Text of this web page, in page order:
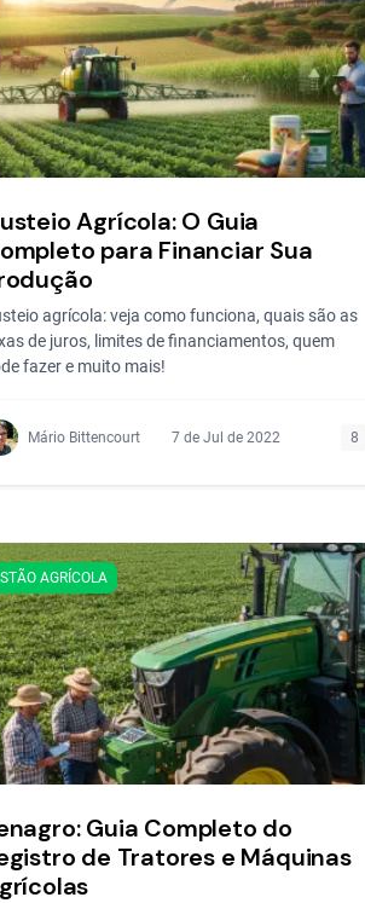
Agrícola: O Guia
para Financiar Sua
agrícola: veja como funciona, quais são as
de juros, limites de financiamentos, quem
fazer e muito mais!
Mário Bittencourt 7 de Jul de 2022 8
AGRÍCOLA
Guia Completo do
de Tratores e Máquinas